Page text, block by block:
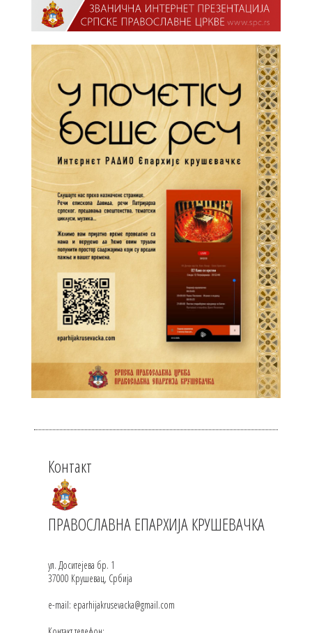
Контакт
ПРАВОСЛАВНА ЕПАРХИЈА КРУШЕВАЧКА
ул. Доситејева бр. 1
37000 Крушевац, Србија
e-mail: eparhijakrusevacka@gmail.com